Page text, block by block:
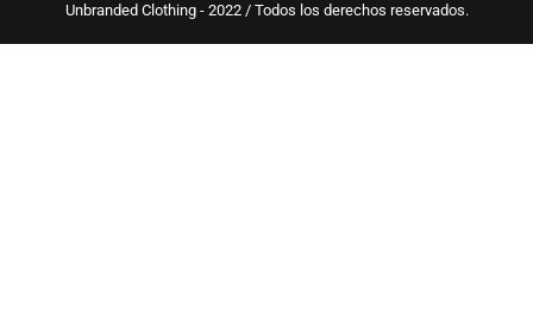
Unbranded Clothing - 2022 / Todos los derechos reservados.